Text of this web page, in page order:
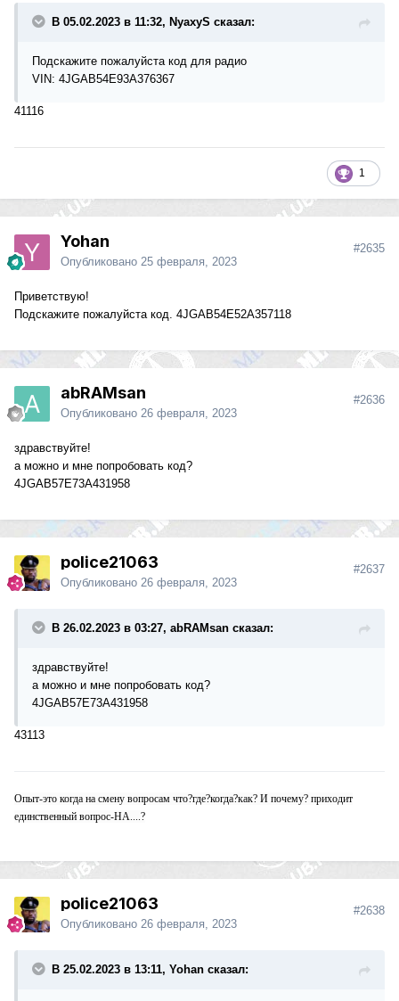
В 05.02.2023 в 11:32, NyaxyS сказал:
Подскажите пожалуйста код для радио
VIN: 4JGAB54E93A376367
41116
1
Yohan
Опубликовано 25 февраля, 2023
#2635
Приветствую!
Подскажите пожалуйста код. 4JGAB54E52A357118
abRAMsan
Опубликовано 26 февраля, 2023
#2636
здравствуйте!
а можно и мне попробовать код?
4JGAB57E73A431958
police21063
Опубликовано 26 февраля, 2023
#2637
В 26.02.2023 в 03:27, abRAMsan сказал:
здравствуйте!
а можно и мне попробовать код?
4JGAB57E73A431958
43113
Опыт-это когда на смену вопросам что?где?когда?как? И почему? приходит
единственный вопрос-НА....?
police21063
Опубликовано 26 февраля, 2023
#2638
В 25.02.2023 в 13:11, Yohan сказал: